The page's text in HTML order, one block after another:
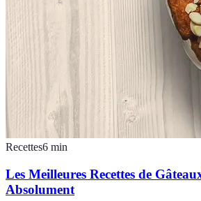
Recettes6 min
Les Meilleures Recettes de
Absolument